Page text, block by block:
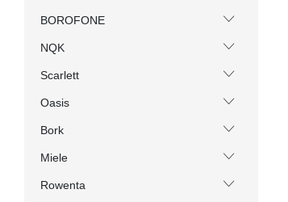
BOROFONE
NQK
Scarlett
Oasis
Bork
Miele
Rowenta